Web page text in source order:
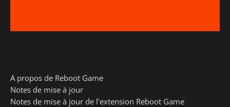
A propos de Reboot Game
Notes de mise à jour
Notes de mise à jour de l'extension Reboot Game